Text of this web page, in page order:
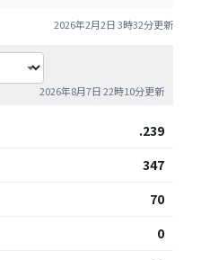
2026年2月2日 3時32分更新
2026年8月7日 22時10分更新
.239
347
70
0